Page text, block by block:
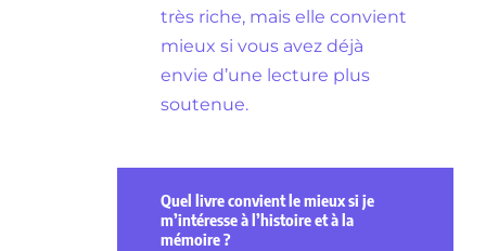
très riche, mais elle convient
mieux si vous avez déjà
envie d’une lecture plus
soutenue.
Quel livre convient le mieux si je
m’intéresse à l’histoire et à la
mémoire ?